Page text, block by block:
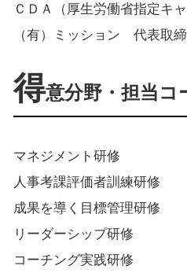
ＣＤＡ（厚生労働省指定キ
（有）ミッション 代表取
得意分野・担当コ
マネジメント研修
人事考課評価者訓練研修
成果を導く目標管理研修
リーダーシップ研修
コーチング実践研修